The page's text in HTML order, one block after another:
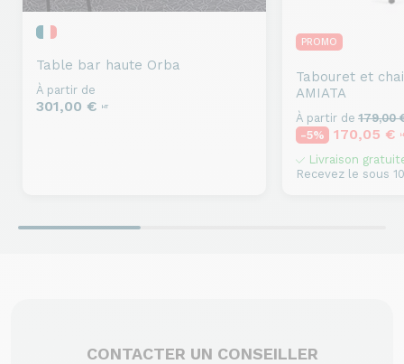
Table bar haute Orba
À partir de
301,00 € HT
PROMO
Tabouret et
AMIATA
À partir de 179,00
-5%
170,05 €
Livraison
Recevez le sous
CONTACTER UN CONSEILLER